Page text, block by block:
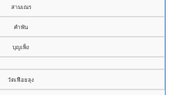
สามเณร
คำพัน
บุญเพ็ง
วัดเฟือยลุง